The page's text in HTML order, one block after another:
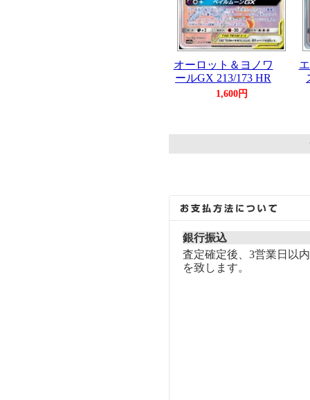
オーロット＆ヨノワ
ールGX 213/173 HR
1,600円
銀行振込
査定確定後、3営業日以
を致します。